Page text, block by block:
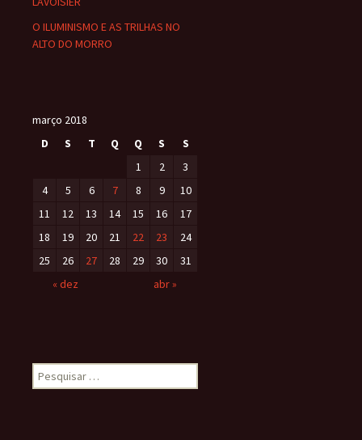
O ILUMINISMO E AS TRILHAS NO
ALTO DO MORRO
março 2018
D
S T Q Q S
S
1
2
3
4
5 6 7 8 9
10
11
12 13 14 15 16
17
18
19 20 21 22 23
24
25
26 27 28 29 30
31
« dez
abr »